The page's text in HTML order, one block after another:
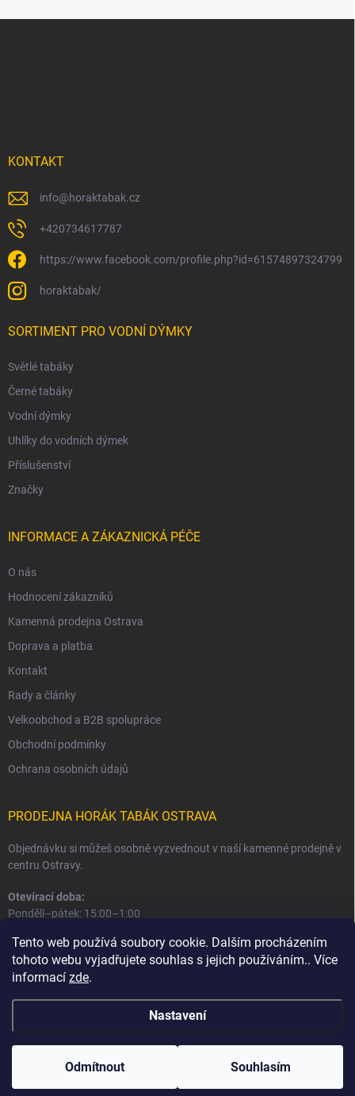
Tento web používá soubory cookie. Dalším procházením
tohoto webu vyjadřujete souhlas s jejich používáním.. Více
informací zde.
Nastavení
Odmítnout Souhlasím
KONTAKT
info@horaktabak.cz
+420734617787
https://www.facebook.com/profile.php?id=61574897324799
horaktabak/
SORTIMENT PRO VODNÍ DÝMKY
Světlé tabáky
Černé tabáky
Vodní dýmky
Uhlíky do vodních dýmek
Příslušenství
Značky
INFORMACE A ZÁKAZNICKÁ PÉČE
O nás
Hodnocení zákazníků
Kamenná prodejna Ostrava
Doprava a platba
Kontakt
Rady a články
Velkoobchod a B2B spolupráce
Obchodní podmínky
Ochrana osobních údajů
PRODEJNA HORÁK TABÁK OSTRAVA
Objednávku si můžeš osobně vyzvednout v naší kamenné prodejně v
centru Ostravy.
Otevírací doba:
Pondělí–pátek: 15:00–1:00
Informace o prodejně a osobním odběru
Copyright 2026Horák Tabák. Všechna práva vyhrazena.